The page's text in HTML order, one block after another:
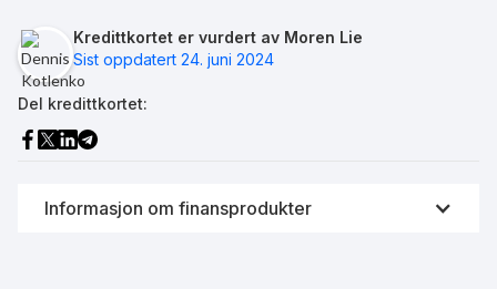
Kredittkortet er vurdert av Moren Lie
Sist oppdatert 24. juni 2024
Del kredittkortet:
Informasjon om finansprodukter